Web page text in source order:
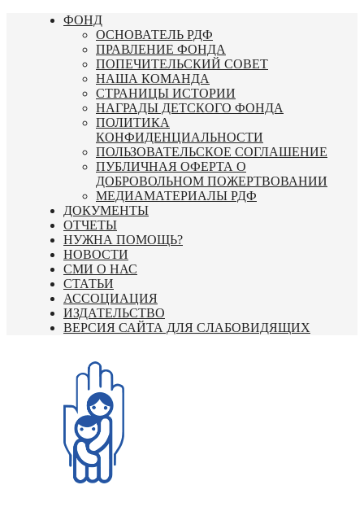
Перейти
ФОНД
ОСНОВАТЕЛЬ РДФ
ПРАВЛЕНИЕ ФОНДА
ПОПЕЧИТЕЛЬСКИЙ СОВЕТ
НАША КОМАНДА
СТРАНИЦЫ ИСТОРИИ
НАГРАДЫ ДЕТСКОГО ФОНДА
ПОЛИТИКА
КОНФИДЕНЦИАЛЬНОСТИ
ПОЛЬЗОВАТЕЛЬСКОЕ СОГЛАШЕНИЕ
ПУБЛИЧНАЯ ОФЕРТА О
ДОБРОВОЛЬНОМ ПОЖЕРТВОВАНИИ
МЕДИАМАТЕРИАЛЫ РДФ
ДОКУМЕНТЫ
ОТЧЕТЫ
НУЖНА ПОМОЩЬ?
НОВОСТИ
СМИ О НАС
СТАТЬИ
АССОЦИАЦИЯ
ИЗДАТЕЛЬСТВО
ВЕРСИЯ САЙТА ДЛЯ СЛАБОВИДЯЩИХ